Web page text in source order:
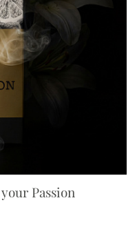
Passion